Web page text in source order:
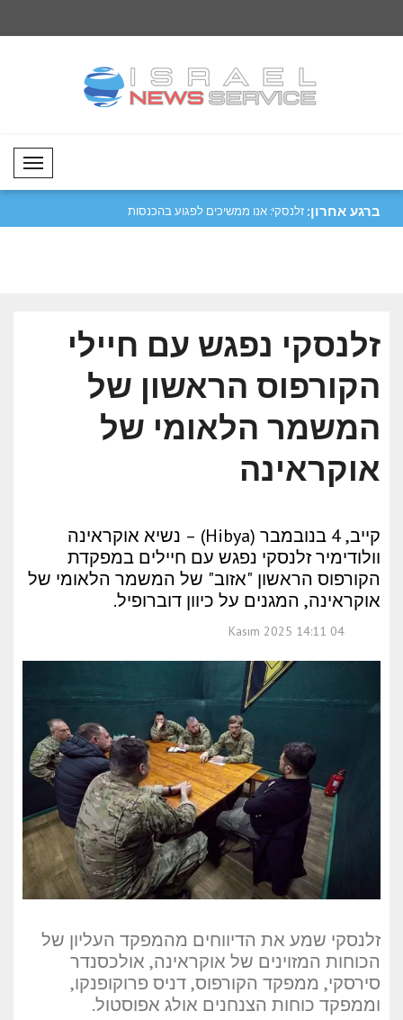
Mobil Menü
ברגע אחרון: שריף יקיים ביקור רשמי בערב הסעודית.. נגרמה בעקבות
זלנסקי נפגש עם חיילי
הקורפוס הראשון של
המשמר הלאומי של
אוקראינה
קייב, 4 בנובמבר (Hibya) – נשיא אוקראינה
וולודימיר זלנסקי נפגש עם חיילים במפקדת
הקורפוס הראשון "אזוב" של המשמר הלאומי של
אוקראינה, המגנים על כיוון דוברופיל.
04 Kasım 2025 14:11
זלנסקי שמע את הדיווחים מהמפקד העליון של
הכוחות המזוינים של אוקראינה, אולכסנדר
סירסקי, ממפקד הקורפוס, דניס פרוקופנקו,
וממפקד כוחות הצנחנים אולג אפוסטול.